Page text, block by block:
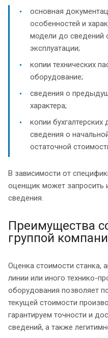
основная
особенностей и
модели до сведений
эксплуатации;
копии технических
оборудование;
сведения о
характера;
копии
сведения о
остаточной
В зависимости от
оценщик может запросить
сведения.
Преимущества
группой
Оценка стоимости станка,
линии или иного технико-
оборудования позволяет
текущей стоимости
гарантируем точности и
сведений, а также